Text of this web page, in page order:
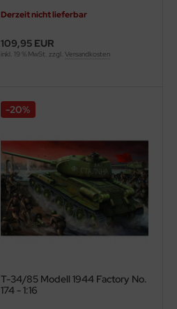
Derzeit nicht lieferbar
109,95 EUR
inkl. 19 % MwSt. zzgl. Versandkosten
T-34/85 Modell 1944 Factory No.
174 - 1:16
-20%